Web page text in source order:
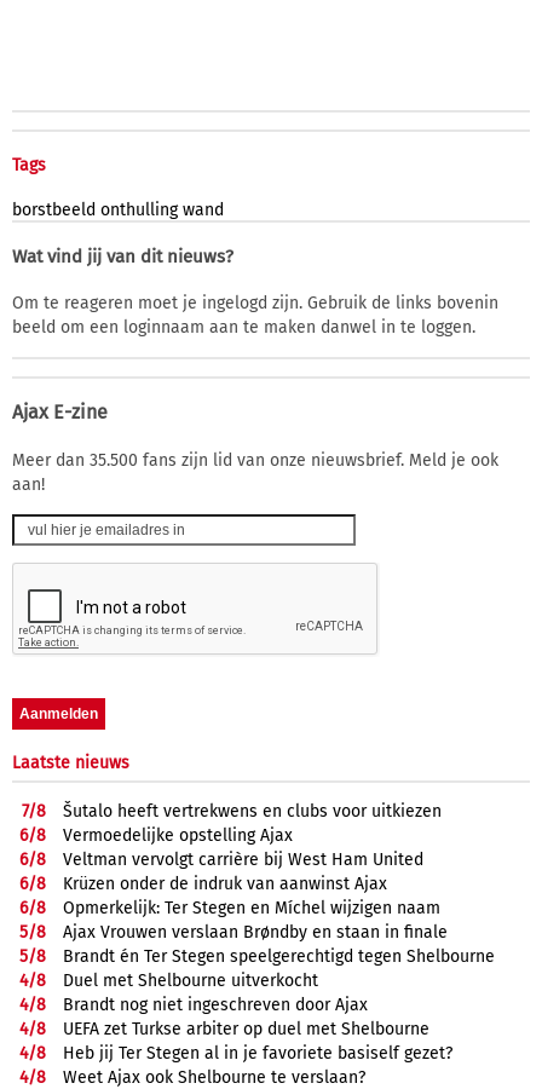
Tags
borstbeeld onthulling wand
Wat vind jij van dit nieuws?
Om te reageren moet je ingelogd zijn. Gebruik de links bovenin
beeld om een loginnaam aan te maken danwel in te loggen.
Ajax E-zine
Meer dan 35.500 fans zijn lid van onze nieuwsbrief. Meld je ook
aan!
Laatste nieuws
7/8
Šutalo heeft vertrekwens en clubs voor uitkiezen
6/8
Vermoedelijke opstelling Ajax
6/8
Veltman vervolgt carrière bij West Ham United
6/8
Krüzen onder de indruk van aanwinst Ajax
6/8
Opmerkelijk: Ter Stegen en Míchel wijzigen naam
5/8
Ajax Vrouwen verslaan Brøndby en staan in finale
5/8
Brandt én Ter Stegen speelgerechtigd tegen Shelbourne
4/8
Duel met Shelbourne uitverkocht
4/8
Brandt nog niet ingeschreven door Ajax
4/8
UEFA zet Turkse arbiter op duel met Shelbourne
4/8
Heb jij Ter Stegen al in je favoriete basiself gezet?
4/8
Weet Ajax ook Shelbourne te verslaan?